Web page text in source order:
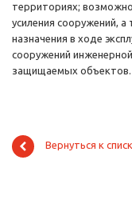
территориях;
усиления сооружений,
назначения в ходе
сооружений
защищаемых объектов.
Вернуться к